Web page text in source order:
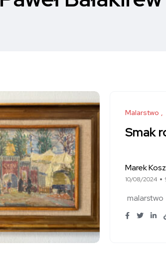
Malarstwo
Smak
Marek
10/08/2024
malarstwo